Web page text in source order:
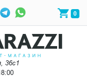
0
36с1